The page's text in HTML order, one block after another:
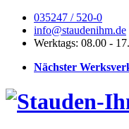
035247 / 520-0
info@staudenihm.de
Werktags: 08.00 -
Nächster